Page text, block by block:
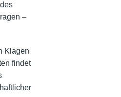
–
Klagen
findet